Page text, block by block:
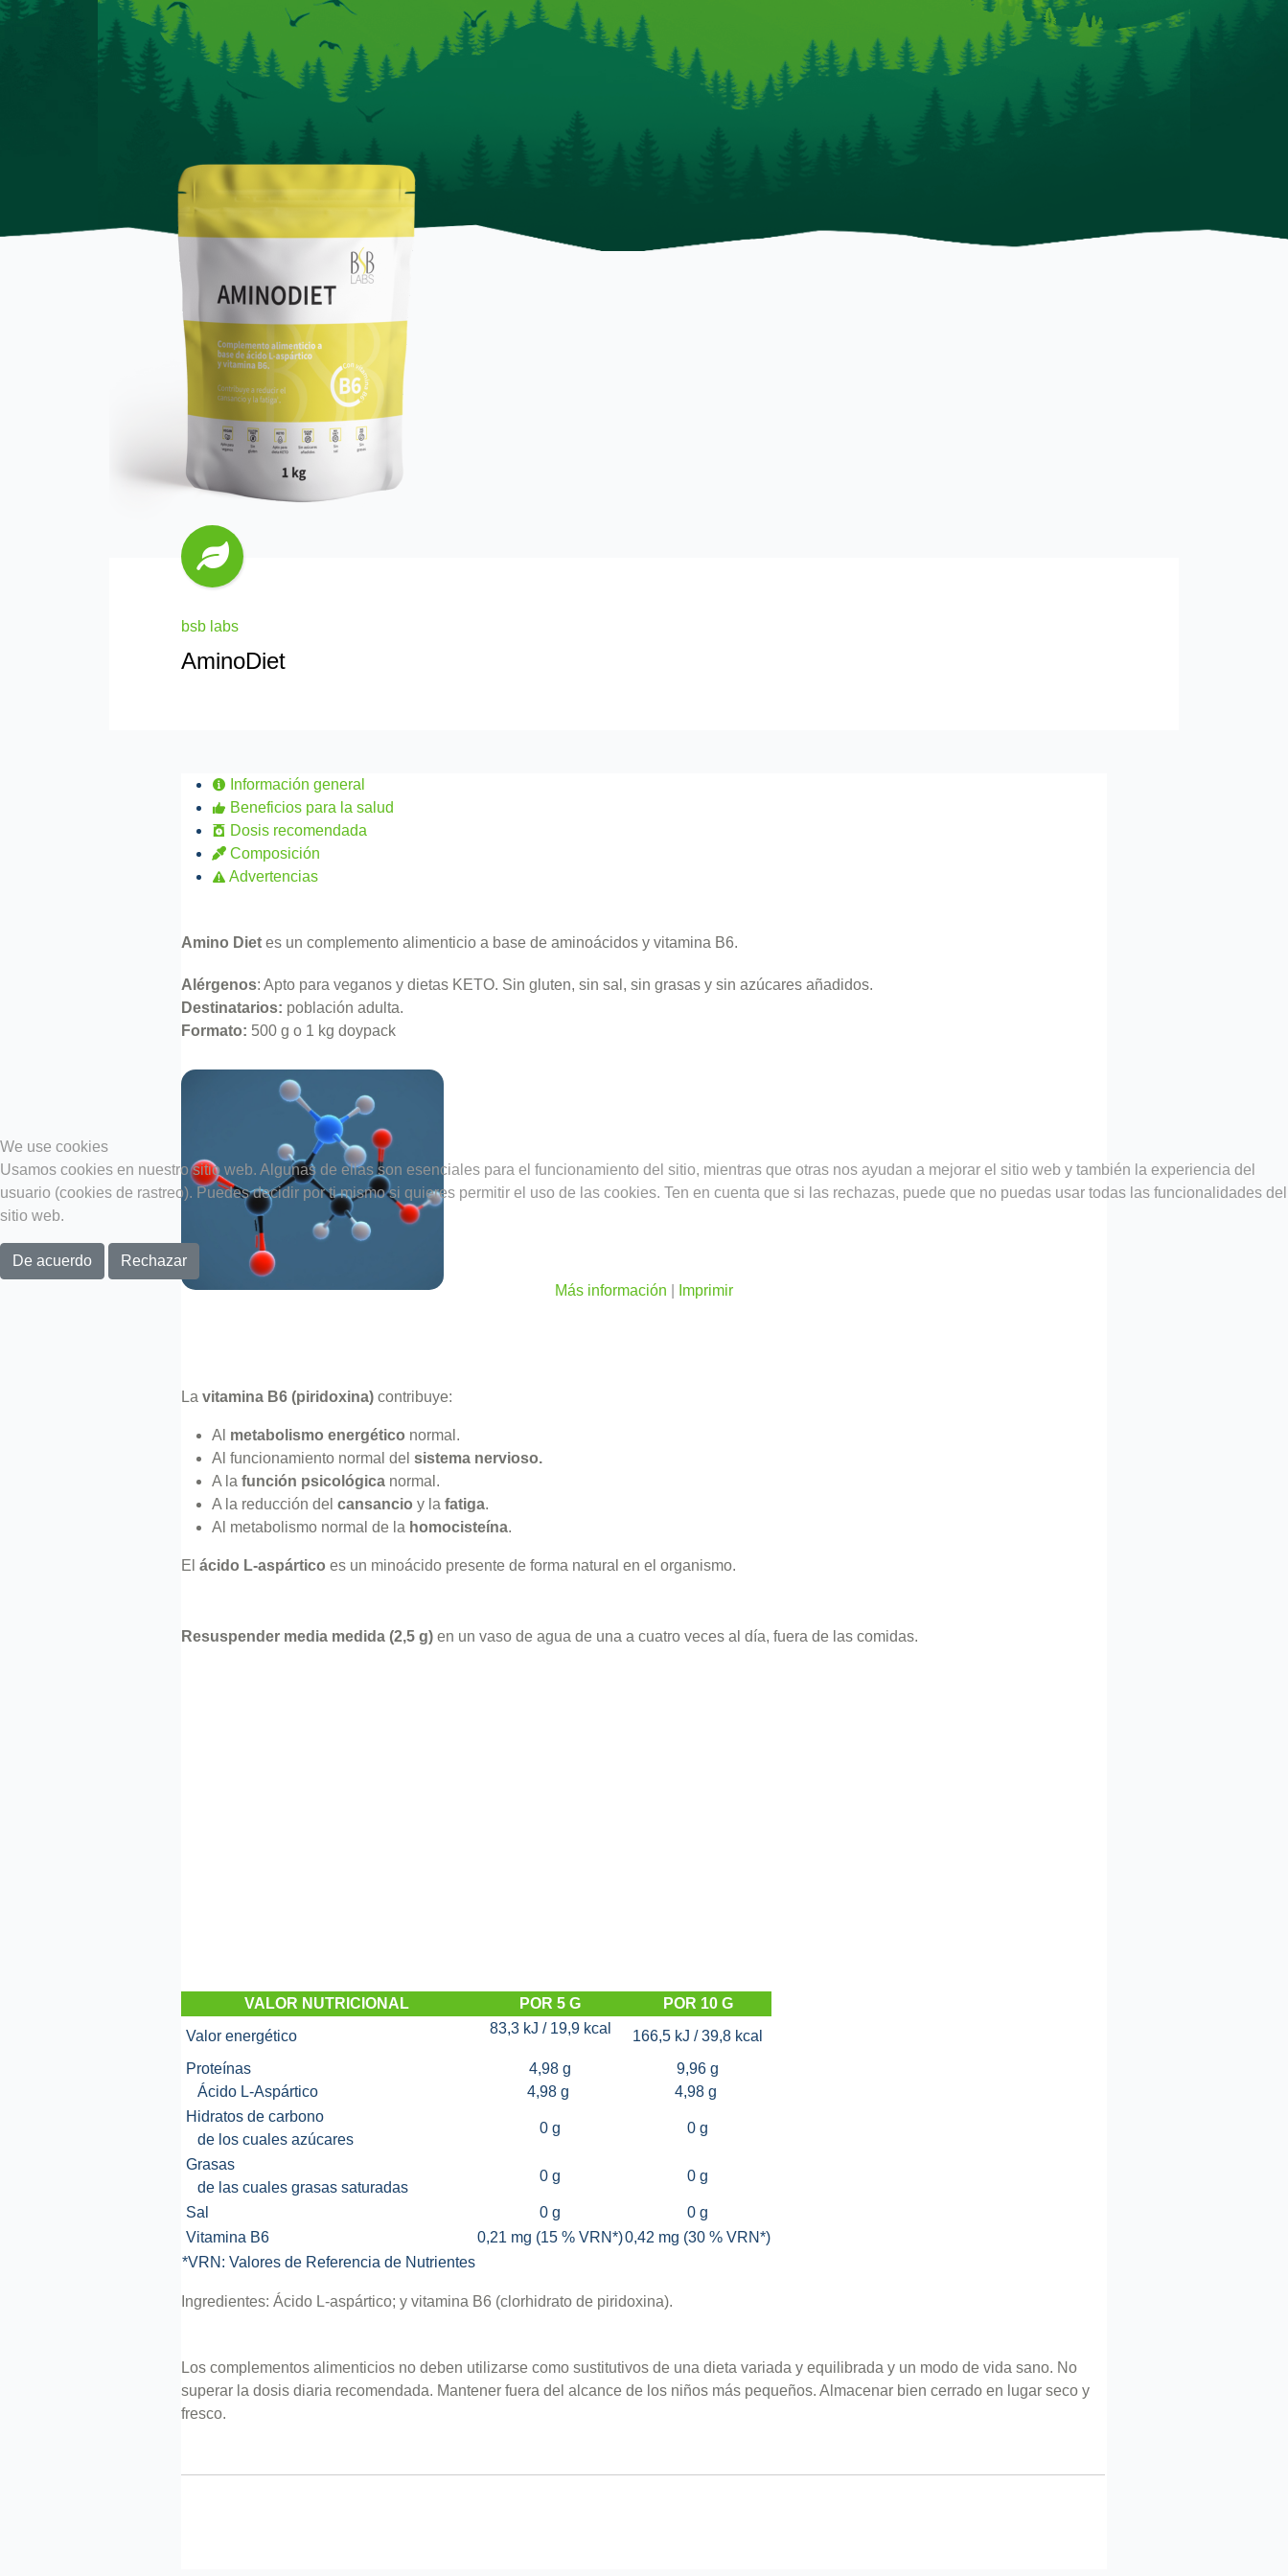
bsb labs
AminoDiet
Información general
Beneficios para la salud
Dosis recomendada
Composición
Advertencias
Amino Diet es un complemento alimenticio a base de aminoácidos y vitamina B6.
Alérgenos: Apto para veganos y dietas KETO. Sin gluten, sin sal, sin grasas y sin azúcares añadidos.
Destinatarios: población adulta.
Formato: 500 g o 1 kg doypack
La vitamina B6 (piridoxina) contribuye:
Al metabolismo energético normal.
Al funcionamiento normal del sistema nervioso.
A la función psicológica normal.
A la reducción del cansancio y la fatiga.
Al metabolismo normal de la homocisteína.
El ácido L-aspártico es un minoácido presente de forma natural en el organismo.
Resuspender media medida (2,5 g) en un vaso de agua de una a cuatro veces al día, fuera de las comidas.
VALOR NUTRICIONAL POR 5 G
POR 10 G
Valor energético
83,3 kJ / 19,9 kcal
166,5 kJ / 39,8 kcal
Proteínas
Ácido L-Aspártico
4,98 g
4,98 g
9,96 g
4,98 g
Hidratos de carbono
de los cuales azúcares
0 g 0 g
Grasas
de las cuales grasas saturadas
0 g 0 g
Sal 0 g
0 g
Vitamina B6
0,21 mg (15 % VRN*)0,42 mg (30 % VRN*)
*VRN: Valores de Referencia de Nutrientes
Ingredientes: Ácido L-aspártico; y vitamina B6 (clorhidrato de piridoxina).
Los complementos alimenticios no deben utilizarse como sustitutivos de una dieta variada y equilibrada y un modo de vida sano. No
superar la dosis diaria recomendada. Mantener fuera del alcance de los niños más pequeños. Almacenar bien cerrado en lugar seco y
fresco.
We use cookies
Usamos cookies en nuestro sitio web. Algunas de ellas son esenciales para el funcionamiento del sitio, mientras que otras nos ayudan a mejorar el sitio web y también la experiencia del
usuario (cookies de rastreo). Puedes decidir por ti mismo si quieres permitir el uso de las cookies. Ten en cuenta que si las rechazas, puede que no puedas usar todas las funcionalidades del
sitio web.
De acuerdo
Rechazar
Más información
Imprimir